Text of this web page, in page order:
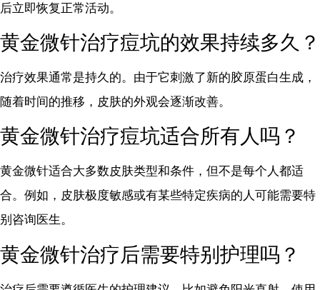
后立即恢复正常活动。
黄金微针治疗痘坑的效果持续多久？
治疗效果通常是持久的。由于它刺激了新的胶原蛋白生成，
随着时间的推移，皮肤的外观会逐渐改善。
黄金微针治疗痘坑适合所有人吗？
黄金微针适合大多数皮肤类型和条件，但不是每个人都适
合。例如，皮肤极度敏感或有某些特定疾病的人可能需要特
别咨询医生。
黄金微针治疗后需要特别护理吗？